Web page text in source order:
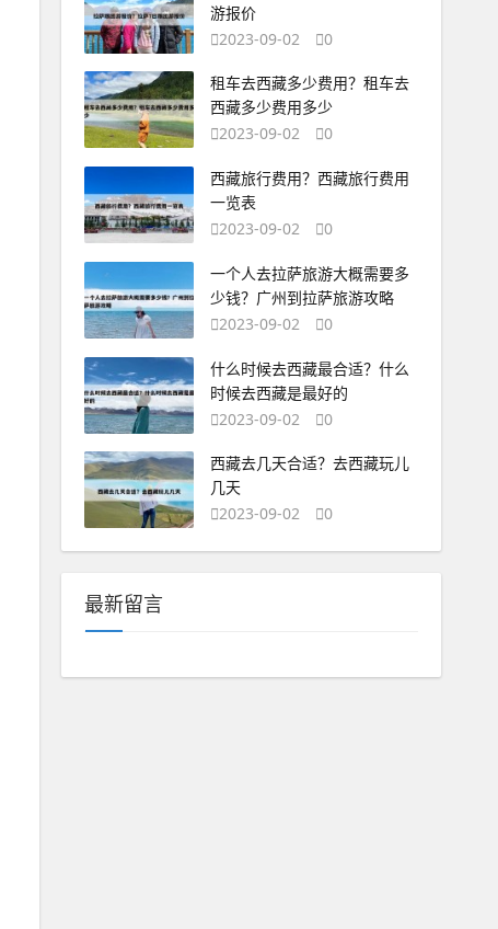
游报价
2023-09-02
0
租车去西藏多少费用？租车去
西藏多少费用多少
2023-09-02
0
西藏旅行费用？西藏旅行费用
一览表
2023-09-02
0
一个人去拉萨旅游大概需要多
少钱？广州到拉萨旅游攻略
2023-09-02
0
什么时候去西藏最合适？什么
时候去西藏是最好的
2023-09-02
0
西藏去几天合适？去西藏玩儿
几天
2023-09-02
0
最新留言